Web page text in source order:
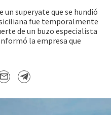
un superyate que se hundió
fue temporalmente
de un buzo especialista
la empresa que